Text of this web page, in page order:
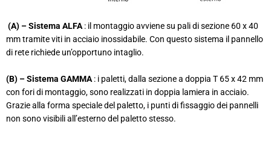
(A) – Sistema ALFA : il montaggio avviene su pali di sezione 60 x 40
mm tramite viti in acciaio inossidabile. Con questo sistema il pannello
di rete richiede un’opportuno intaglio.
(B) – Sistema GAMMA: i paletti, dalla sezione a doppia T 65 x 42 mm
con fori di montaggio, sono realizzati in doppia lamiera in acciaio.
Grazie alla forma speciale del paletto, i punti di fissaggio dei pannelli
non sono visibili all’esterno del paletto stesso.